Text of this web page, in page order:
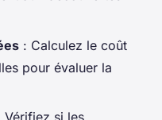
: Calculez le coût
pour évaluer la